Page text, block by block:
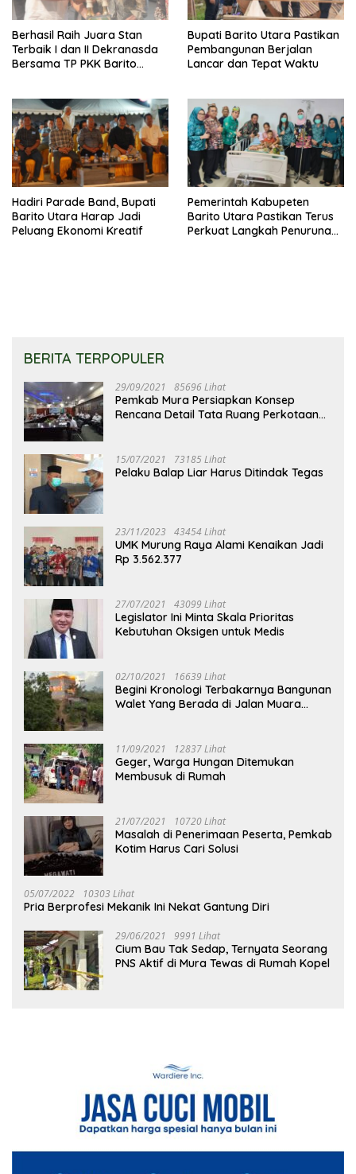
Berhasil Raih Juara Stan
Terbaik I dan II Dekranasda
Bersama TP PKK Barito
Bupati Barito Utara Pastikan
Pembangunan Berjalan
Lancar dan Tepat Waktu
Hadiri Parade Band, Bupati
Barito Utara Harap Jadi
Peluang Ekonomi Kreatif
Pemerintah Kabupeten
Barito Utara Pastikan Terus
Perkuat Langkah Penurunan
BERITA TERPOPULER
29/09/2021 85696 Lihat
Pemkab Mura Persiapkan Konsep
Rencana Detail Tata Ruang Perkotaan
15/07/2021 73185 Lihat
Pelaku Balap Liar Harus Ditindak Tegas
23/11/2023 43454 Lihat
UMK Murung Raya Alami Kenaikan Jadi
Rp 3.562.377
27/07/2021 43099 Lihat
Legislator Ini Minta Skala Prioritas
Kebutuhan Oksigen untuk Medis
02/10/2021 16639 Lihat
Begini Kronologi Terbakarnya Bangunan
Walet Yang Berada di Jalan Muara
11/09/2021 12837 Lihat
Geger, Warga Hungan Ditemukan
Membusuk di Rumah
21/07/2021 10720 Lihat
Masalah di Penerimaan Peserta, Pemkab
Kotim Harus Cari Solusi
05/07/2022 10303 Lihat
Pria Berprofesi Mekanik Ini Nekat Gantung Diri
29/06/2021 9991 Lihat
Cium Bau Tak Sedap, Ternyata Seorang
PNS Aktif di Mura Tewas di Rumah Kopel